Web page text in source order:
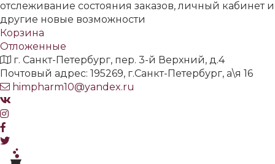
отслеживание состояния заказов, личный кабинет и
другие новые возможности
Корзина
Отложенные
г. Санкт-Петербург, пер. 3-й Верхний, д.4
Почтовый адрес: 195269, г.Санкт-Петербург, а\я 16
himpharm10@yandex.ru